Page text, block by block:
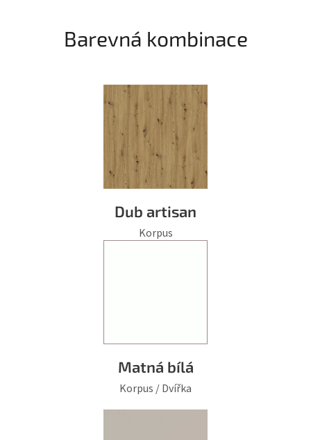
Barevná kombinace
Dub artisan
Korpus
Matná bílá
Korpus / Dvířka